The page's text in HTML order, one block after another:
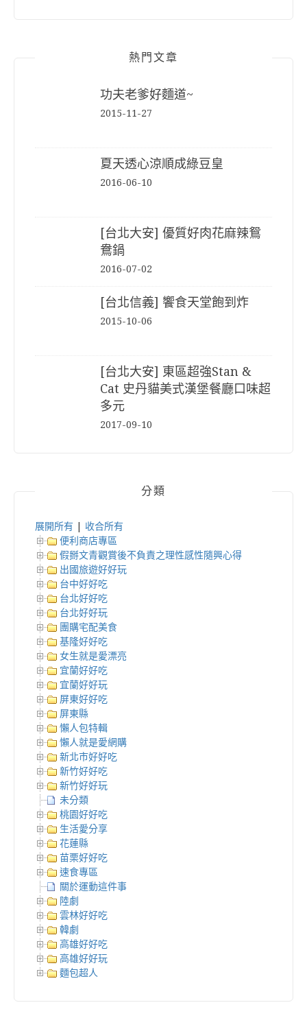
熱門文章
功夫老爹好麵道~
2015-11-27
夏天透心涼順成綠豆皇
2016-06-10
[台北大安] 優質好肉花麻辣鴛
鴦鍋
2016-07-02
[台北信義] 饗食天堂飽到炸
2015-10-06
[台北大安] 東區超強Stan &
Cat 史丹貓美式漢堡餐廳口味超
多元
2017-09-10
分類
展開所有
收合所有
便利商店專區
假掰文青觀賞後不負責之理性感性隨興心得
出國旅遊好好玩
台中好好吃
台北好好吃
台北好好玩
團購宅配美食
基隆好好吃
女生就是愛漂亮
宜蘭好好吃
宜蘭好好玩
屏東好好吃
屏東縣
懶人包特輯
懶人就是愛網購
新北市好好吃
新竹好好吃
新竹好好玩
未分類
桃園好好吃
生活愛分享
花蓮縣
苗栗好好吃
速食專區
關於運動這件事
陸劇
雲林好好吃
韓劇
高雄好好吃
高雄好好玩
麵包超人